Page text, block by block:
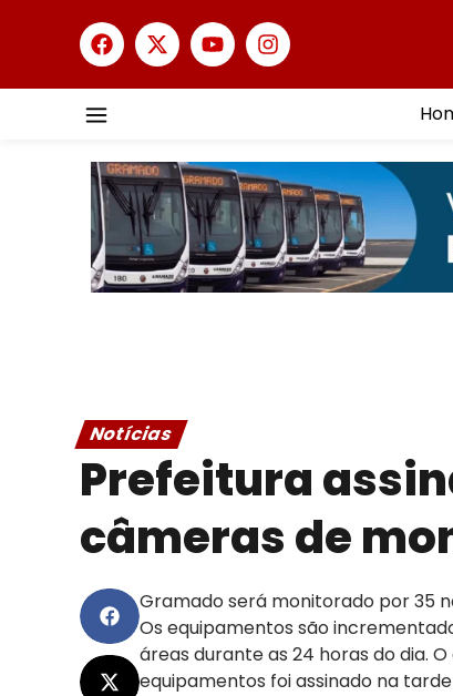
Notícias
Prefeitura
câmeras de
Gramado será monitorado por 35
Os equipamentos são
áreas durante as 24 horas do dia.
equipamentos foi assinado na